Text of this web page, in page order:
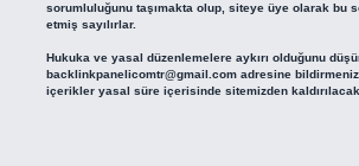
sorumluluğunu taşımakta olup, siteye üye olarak bu
etmiş sayılırlar.
Hukuka ve yasal düzenlemelere aykırı olduğunu
backlinkpanelicomtr@gmail.comadresine
içerikler yasal süre içerisinde sitemizden